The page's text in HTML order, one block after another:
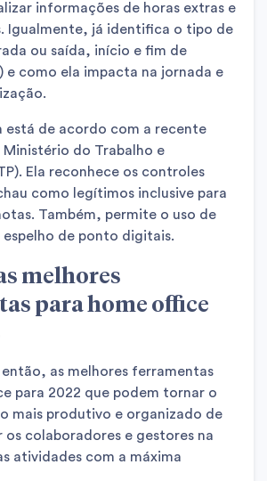
informações de horas extras e
Igualmente, já identifica o tipo de
ou saída, início e fim de
e como ela impacta na jornada e
está de acordo com a recente
Ministério do Trabalho e
Ela reconhece os controles
como legítimos inclusive para
Também, permite o uso de
de ponto digitais.
melhores
para home office
então, as melhores ferramentas
para 2022 que podem tornar o
mais produtivo e organizado de
os colaboradores e gestores na
atividades com a máxima